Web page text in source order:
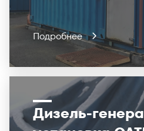
Подробнее
Дизель-